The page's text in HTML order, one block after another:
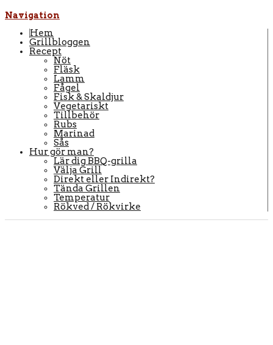
Navigation
Hem
Grillbloggen
Recept
Nöt
Fläsk
Lamm
Fågel
Fisk & Skaldjur
Vegetariskt
Tillbehör
Rubs
Marinad
Sås
Hur gör man?
Lär dig BBQ-grilla
Välja Grill
Direkt eller Indirekt?
Tända Grillen
Temperatur
Rökved / Rökvirke